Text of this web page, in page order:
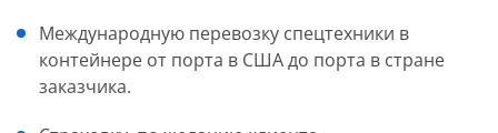
Международную перевозку спецтехники в
контейнере от порта в США до порта в стране
заказчика.